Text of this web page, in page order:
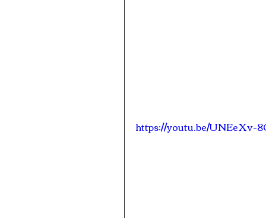
https://youtu.be/UNEeXv-